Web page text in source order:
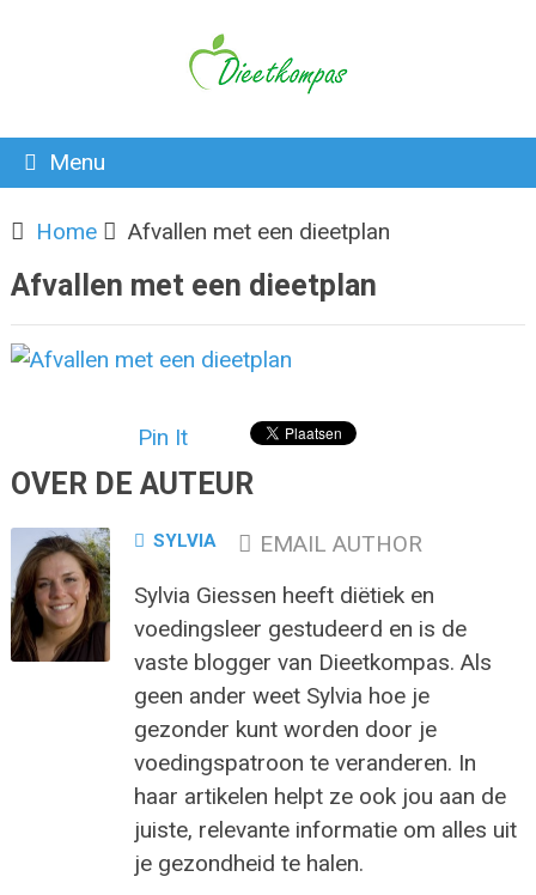
Menu
Home Afvallen met een dieetplan
Afvallen met een dieetplan
Pin It
OVER DE AUTEUR
SYLVIA
EMAIL AUTHOR
Sylvia Giessen heeft diëtiek en
voedingsleer gestudeerd en is de
vaste blogger van Dieetkompas. Als
geen ander weet Sylvia hoe je
gezonder kunt worden door je
voedingspatroon te veranderen. In
haar artikelen helpt ze ook jou aan de
juiste, relevante informatie om alles uit
je gezondheid te halen.